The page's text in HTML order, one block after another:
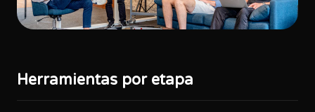
Herramientas por etapa